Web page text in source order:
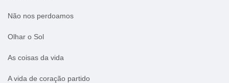
Não nos perdoamos
Olhar o Sol
As coisas da vida
A vida de coração partido